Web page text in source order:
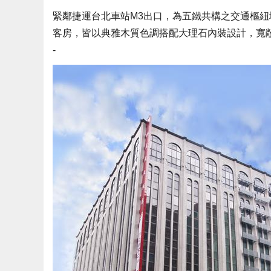
緊鄰捷運台北車站M3出口，為五鐵共構之交通樞
客房，皆以典雅木質色調搭配大理石內裝設計，
-